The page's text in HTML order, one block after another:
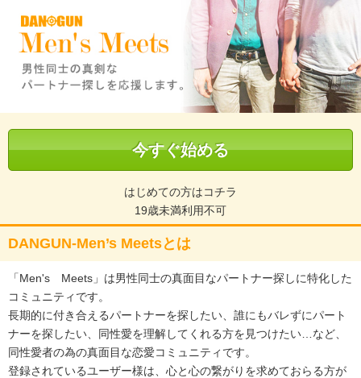
今すぐ始める
はじめての方はコチラ
19歳未満利用不可
DANGUN-Men’s Meetsとは
「Men's Meets」は男性同士の真面目なパートナー探しに特化した
コミュニティです。
長期的に付き合えるパートナーを探したい、誰にもバレずにパート
ナーを探したい、同性愛を理解してくれる方を見つけたい…など、
同性愛者の為の真面目な恋愛コミュニティです。
登録されているユーザー様は、心と心の繋がりを求めておらる方が